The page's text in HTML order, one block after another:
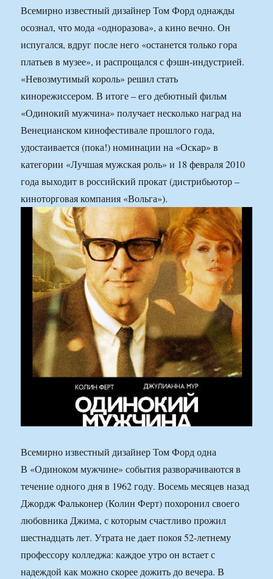
Всемирно известный дизайнер Том Форд однажды
осознал, что мода «одноразова», а кино вечно. Он
испугался, вдруг после него «останется только гора
платьев в музее», и распрощался с фэшн-индустрией.
«Невозмутимый король» решил стать
кинорежиссером. В итоге – его дебютный фильм
«Одинокий мужчина» получает несколько наград на
Венецианском кинофестивале прошлого года,
удостаивается (пока!) номинации на «Оскар» в
категории «Лучшая мужская роль» и 18 февраля 2010
года выходит в российский прокат (дистрибьютор –
киноторговая компания «Вольга»).
Всемирно известный дизайнер Том Форд одна
В «Одиноком мужчине» события разворачиваются в
течение одного дня в 1962 году. Восемь месяцев назад
Джордж Фальконер (Колин Ферт) похоронил своего
любовника Джима, с которым счастливо прожил
шестнадцать лет. Утрата не дает покоя 52-летнему
профессору колледжа: каждое утро он встает с
надеждой как можно скорее дожить до вечера. В